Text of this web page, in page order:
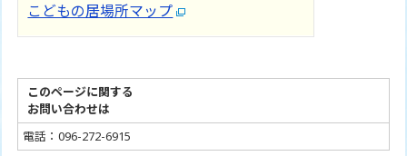
こどもの居場所マップ
このページに関する
お問い合わせは
電話：096-272-6915